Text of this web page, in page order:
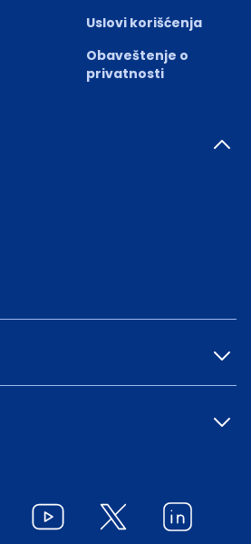
Uslovi korišćenja
Obaveštenje o
privatnosti